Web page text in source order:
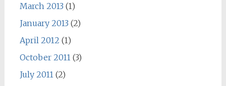
March 2013 (1)
January 2013 (2)
April 2012 (1)
October 2011(3)
July 2011(2)